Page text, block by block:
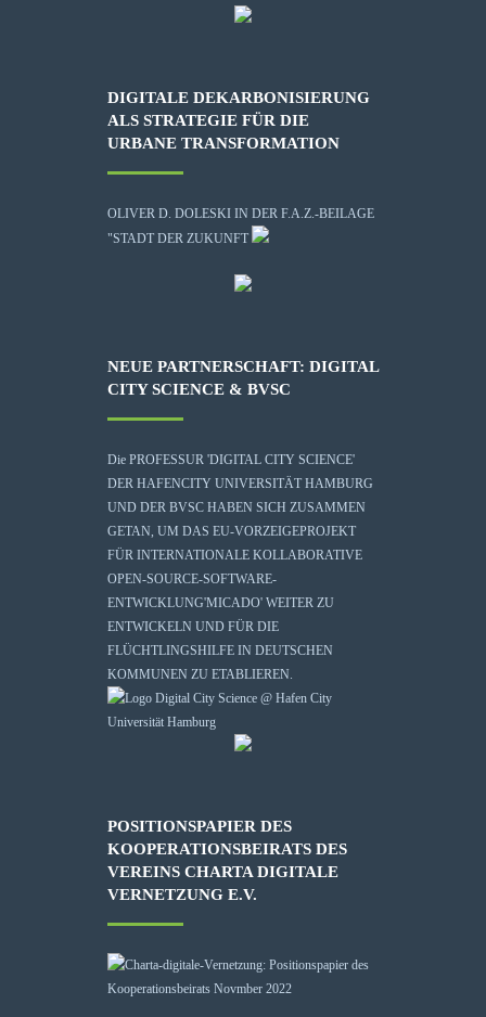
DIGITALE DEKARBONISIERUNG
ALS STRATEGIE FÜR DIE
URBANE TRANSFORMATION
OLIVER D. DOLESKI IN DER F.A.Z.-BEILAGE
"STADT DER ZUKUNFT
NEUE PARTNERSCHAFT: DIGITAL
CITY SCIENCE & BVSC
Die PROFESSUR 'DIGITAL CITY SCIENCE'
DER HAFENCITY UNIVERSITÄT HAMBURG
UND DER BVSC HABEN SICH ZUSAMMEN
GETAN, UM DAS EU-VORZEIGEPROJEKT
FÜR INTERNATIONALE KOLLABORATIVE
OPEN-SOURCE-SOFTWARE-
ENTWICKLUNG'MICADO' WEITER ZU
ENTWICKELN UND FÜR DIE
FLÜCHTLINGSHILFE IN DEUTSCHEN
KOMMUNEN ZU ETABLIEREN.
POSITIONSPAPIER DES
KOOPERATIONSBEIRATS DES
VEREINS CHARTA DIGITALE
VERNETZUNG E.V.